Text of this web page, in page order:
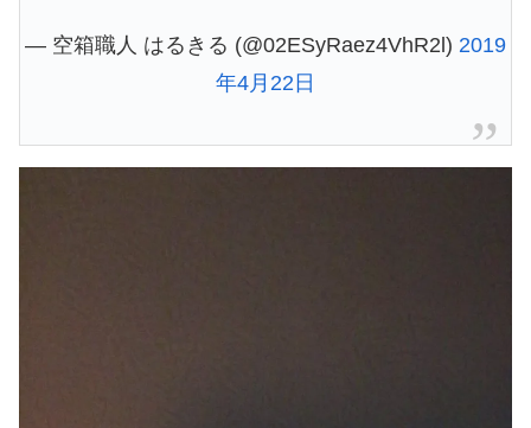
— 空箱職人 はるきる (@02ESyRaez4VhR2l) 2019
年4月22日